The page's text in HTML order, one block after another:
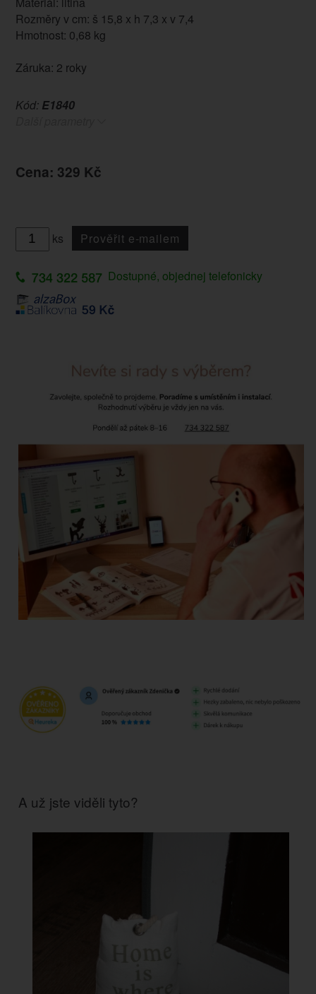
Rozměry v cm: š 15,8 x h 7,3 x v 7,4
Hmotnost: 0,68 kg
Záruka: 2 roky
Kód: E1840
Cena: 329 Kč
ks Prověřit e-mailem
Dostupné, objednej telefonicky
A už jste viděli tyto?